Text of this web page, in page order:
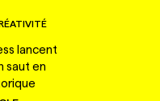
lancent
saut en